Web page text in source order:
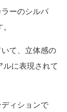
ーのシルバ
て、立体感の
ルに表現されて
ィションで